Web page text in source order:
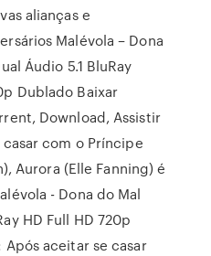
alianças e
Malévola – Dona
Áudio 5.1 BluRay
Dublado Baixar
Download, Assistir
com o Príncipe
Aurora (Elle Fanning) é
- Dona do Mal
HD Full HD 720p
aceitar se casar